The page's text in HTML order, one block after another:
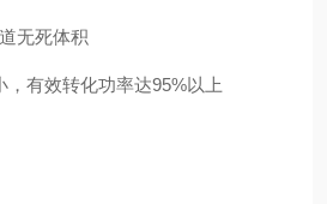
无死体积
有效转化功率达95%以上